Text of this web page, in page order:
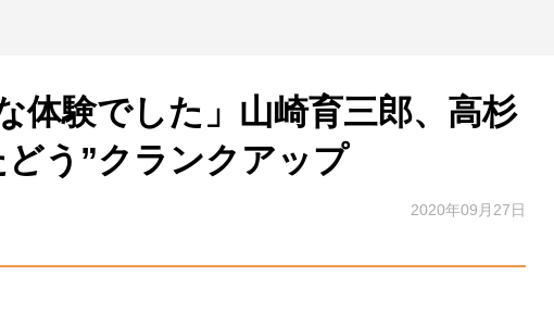
体験でした」山崎育三郎、高杉
う”クランクアップ
2020年09月27日